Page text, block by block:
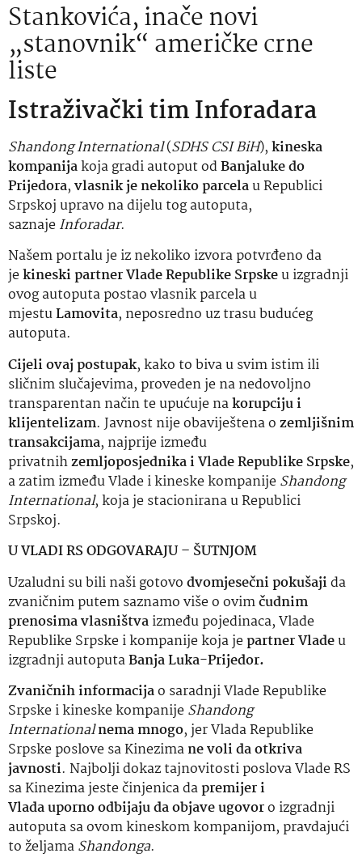
Stankovića, inače novi
„stanovnik“ američke crne
liste
Istraživački tim Inforadara
Shandong International(SDHS CSI BiH),kineska
kompanijakoja gradi autoput odBanjaluke do
Prijedora,vlasnik je nekoliko parcelau Republici
Srpskoj upravo na dijelu tog autoputa,
saznajeInforadar.
Našem portalu je iz nekoliko izvora potvrđeno da
jekineski partner Vlade Republike Srpskeu izgradnji
ovog autoputa postao vlasnik parcela u
mjestuLamovita, neposredno uz trasu budućeg
autoputa.
Cijeli ovaj postupak, kako to biva u svim istim ili
sličnim slučajevima, proveden je na nedovoljno
transparentan način te upućuje nakorupciju i
klijentelizam. Javnost nije obaviještena ozemljišnim
transakcijama, najprije između
privatnihzemljoposjednika i VladeRepublike Srpske,
a zatim između Vlade i kineske kompanijeShandong
International, koja je stacionirana u Republici
Srpskoj.
U VLADI RS ODGOVARAJU – ŠUTNJOM
Uzaludni su bili naši gotovodvomjesečni pokušajida
zvaničnim putem saznamo više o ovimčudnim
prenosima vlasništvaizmeđu pojedinaca, Vlade
Republike Srpske i kompanije koja jepartner Vladeu
izgradnji autoputaBanja Luka-Prijedor.
Zvaničnih informacijao saradnji Vlade Republike
Srpske i kineske kompanijeShandong
Internationalnema mnogo, jer Vlada Republike
Srpske poslove sa Kinezimane voli da otkriva
javnosti. Najbolji dokaz tajnovitosti poslova Vlade RS
sa Kinezima jeste činjenica dapremijer i
Vladauporno odbijaju da objave ugovoro izgradnji
autoputa sa ovom kineskom kompanijom, pravdajući
to željamaShandonga.